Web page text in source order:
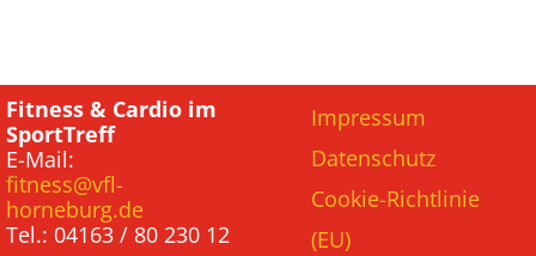
Fitness & Cardio im
SportTreff
E-Mail:
fitness@vfl-
horneburg.de
Tel.: 04163 / 80 230 12
Impressum
Datenschutz
Cookie-Richtlinie
(EU)